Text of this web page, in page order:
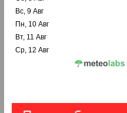
Вс, 9 Авг
Пн, 10 Авг
Вт, 11 Авг
Ср, 12 Авг